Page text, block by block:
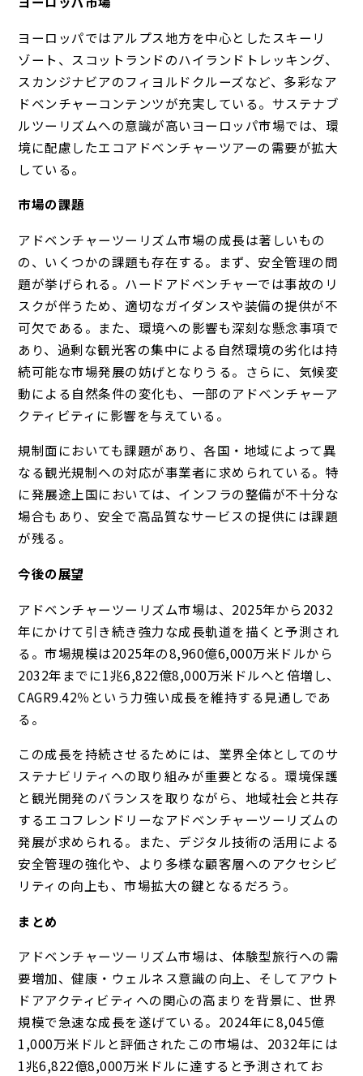
ヨーロッパではアルプス地方を中心としたスキーリ
ゾート、スコットランドのハイランドトレッキング、
スカンジナビアのフィヨルドクルーズなど、多彩なア
ドベンチャーコンテンツが充実している。サステナブ
ルツーリズムへの意識が高いヨーロッパ市場では、環
境に配慮したエコアドベンチャーツアーの需要が拡大
している。
市場の課題
アドベンチャーツーリズム市場の成長は著しいもの
の、いくつかの課題も存在する。まず、安全管理の問
題が挙げられる。ハードアドベンチャーでは事故のリ
スクが伴うため、適切なガイダンスや装備の提供が不
可欠である。また、環境への影響も深刻な懸念事項で
あり、過剰な観光客の集中による自然環境の劣化は持
続可能な市場発展の妨げとなりうる。さらに、気候変
動による自然条件の変化も、一部のアドベンチャーア
クティビティに影響を与えている。
規制面においても課題があり、各国・地域によって異
なる観光規制への対応が事業者に求められている。特
に発展途上国においては、インフラの整備が不十分な
場合もあり、安全で高品質なサービスの提供には課題
が残る。
今後の展望
アドベンチャーツーリズム市場は、2025年から2032
年にかけて引き続き強力な成長軌道を描くと予測され
る。市場規模は2025年の8,960億6,000万米ドルから
2032年までに1兆6,822億8,000万米ドルへと倍増し、
CAGR9.42％という力強い成長を維持する見通しであ
る。
この成長を持続させるためには、業界全体としてのサ
ステナビリティへの取り組みが重要となる。環境保護
と観光開発のバランスを取りながら、地域社会と共存
するエコフレンドリーなアドベンチャーツーリズムの
発展が求められる。また、デジタル技術の活用による
安全管理の強化や、より多様な顧客層へのアクセシビ
リティの向上も、市場拡大の鍵となるだろう。
まとめ
アドベンチャーツーリズム市場は、体験型旅行への需
要増加、健康・ウェルネス意識の向上、そしてアウト
ドアアクティビティへの関心の高まりを背景に、世界
規模で急速な成長を遂げている。2024年に8,045億
1,000万米ドルと評価されたこの市場は、2032年には
1兆6,822億8,000万米ドルに達すると予測されてお